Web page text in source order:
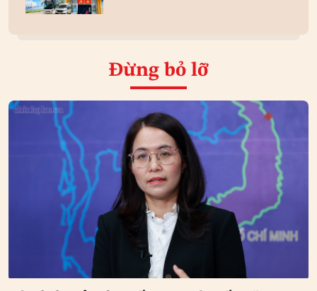
Đừng bỏ lỡ